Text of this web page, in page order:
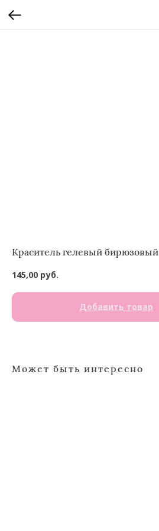
Краситель гелевый бирюзовый
145,00 руб.
Добавить товар
Может быть интересно